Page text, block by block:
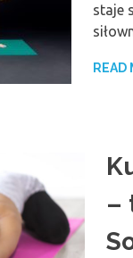
staje
READ
–